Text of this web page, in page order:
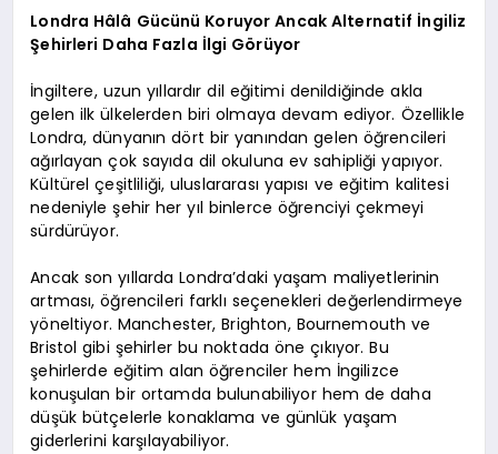
Londra Hâlâ Gücünü Koruyor Ancak Alternatif İngiliz
Şehirleri Daha Fazla İlgi Görüyor
İngiltere, uzun yıllardır dil eğitimi denildiğinde akla
gelen ilk ülkelerden biri olmaya devam ediyor. Özellikle
Londra, dünyanın dört bir yanından gelen öğrencileri
ağırlayan çok sayıda dil okuluna ev sahipliği yapıyor.
Kültürel çeşitliliği, uluslararası yapısı ve eğitim kalitesi
nedeniyle şehir her yıl binlerce öğrenciyi çekmeyi
sürdürüyor.
Ancak son yıllarda Londra’daki yaşam maliyetlerinin
artması, öğrencileri farklı seçenekleri değerlendirmeye
yöneltiyor. Manchester, Brighton, Bournemouth ve
Bristol gibi şehirler bu noktada öne çıkıyor. Bu
şehirlerde eğitim alan öğrenciler hem İngilizce
konuşulan bir ortamda bulunabiliyor hem de daha
düşük bütçelerle konaklama ve günlük yaşam
giderlerini karşılayabiliyor.